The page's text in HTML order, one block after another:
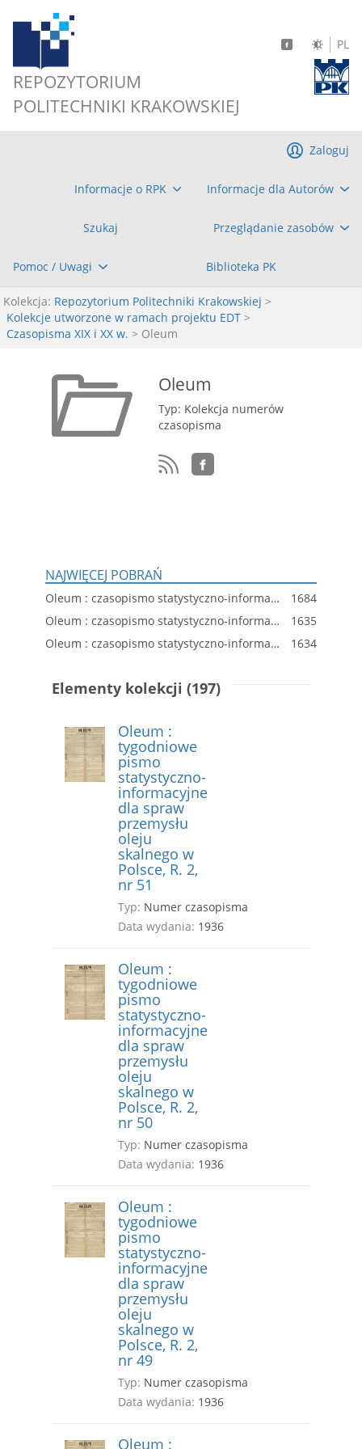
REPOZYTORIUM
POLITECHNIKI KRAKOWSKIEJ
PL
Informacje o RPK Informacje dla Autorów
Szukaj Przeglądanie zasobów
Pomoc / Uwagi Biblioteka PK
Zaloguj
Kolekcja: Repozytorium Politechniki Krakowskiej >
Kolekcje utworzone w ramach projektu EDT >
Czasopisma XIX i XX w. > Oleum
Oleum
Typ: Kolekcja numerów
czasopisma
NAJWIĘCEJ POBRAŃ
Oleum : czasopismo statystyczno-informacyjne dla spraw przemysłu oleju skalnego w Polsce, R. 5, nr 201
1684
Oleum : czasopismo statystyczno-informacyjne dla spraw przemysłu oleju skalnego w Polsce, R. 4, nr 171
1635
Oleum : czasopismo statystyczno-informacyjne dla spraw przemysłu oleju skalnego w Polsce, R. 5, nr 197
1634
Elementy kolekcji (197)
Oleum :
tygodniowe
pismo
statystyczno-
informacyjne
dla spraw
przemysłu
oleju
skalnego w
Polsce, R. 2,
nr 51
Typ: Numer czasopisma
Data wydania: 1936
Oleum :
tygodniowe
pismo
statystyczno-
informacyjne
dla spraw
przemysłu
oleju
skalnego w
Polsce, R. 2,
nr 50
Typ: Numer czasopisma
Data wydania: 1936
Oleum :
tygodniowe
pismo
statystyczno-
informacyjne
dla spraw
przemysłu
oleju
skalnego w
Polsce, R. 2,
nr 49
Typ: Numer czasopisma
Data wydania: 1936
Oleum :